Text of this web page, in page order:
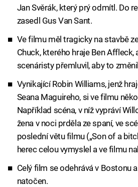
Jan Svěrák, který prý odmítl. Do
zasedl Gus Van Sant.
Ve filmu měl tragicky na stavbě
Chuck, kterého hraje Ben Affleck,
scenáristy přemluvil, aby to
Vynikající Robin Williams, jenž
Seana Maguireho, si ve filmu
Například scéna, v níž vypráví
žena v noci prděla ze spaní, ve
poslední větu filmu („Son of a
herec celou vymyslel a ve filmu
Celý film se odehrává v Bostonu
natočen.